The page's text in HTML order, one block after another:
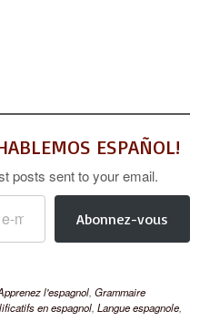
ESPAÑOL!
posts sent to your email.
Abonnez-vous
l'espagnol, Grammaire
en espagnol, Langue espagnole,